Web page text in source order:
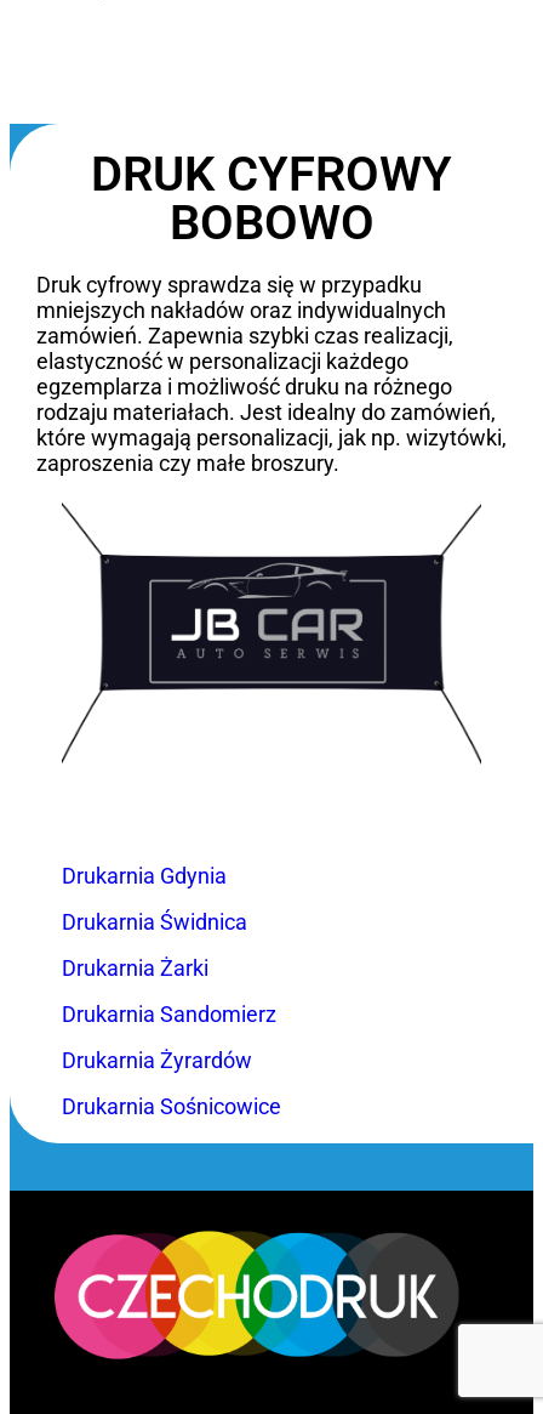
DRUK CYFROWY
BOBOWO
Druk cyfrowy sprawdza się w przypadku
mniejszych nakładów oraz indywidualnych
zamówień. Zapewnia szybki czas realizacji,
elastyczność w personalizacji każdego
egzemplarza i możliwość druku na różnego
rodzaju materiałach. Jest idealny do zamówień,
które wymagają personalizacji, jak np. wizytówki,
zaproszenia czy małe broszury.
Drukarnia Gdynia
Drukarnia Świdnica
Drukarnia Żarki
Drukarnia Sandomierz
Drukarnia Żyrardów
Drukarnia Sośnicowice